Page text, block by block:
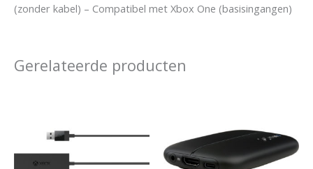
(zonder kabel) – Compatibel met Xbox One (basisingangen)
Gerelateerde producten